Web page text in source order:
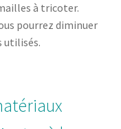
à tricoter.
pourrez diminuer
utilisés.